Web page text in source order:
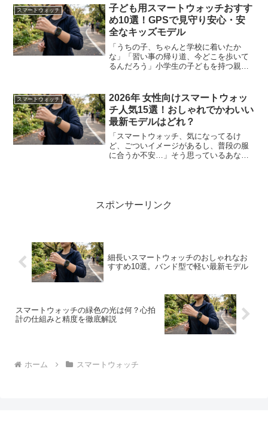
屈で時計をずらしたり。僕自身、普通の
バンドを使っていたときは...
スマートウォッチ
子ども用スマートウォッチおすす
め10選！GPSで見守り安心・安
全なキッズモデル
「うちの子、ちゃんと学校に着いたか
な」「習い事の帰り道、今どこを歩いて
るんだろう」小学生の子どもを持つ親な
はまだ早い気がするし、でも連絡手段は
確保しておきたい。そんな悩...
スマートウォッチ
2026年 女性向けスマートウォッ
チ人気15選！おしゃれでかわいい
最新モデルはどれ？
「スマートウォッチ、気になってるけ
ど、ごついイメージがあるし、普段の服
に合うか不安…」そう思っているあなた
スポンサーリンク
細長いスマートウォッチのおしゃれなお
すすめ10選。バンド型で軽い最新モデル
スマートウォッチの緑色の光は何？心拍
計の仕組みと精度を徹底解説
ホーム スマートウォッチ